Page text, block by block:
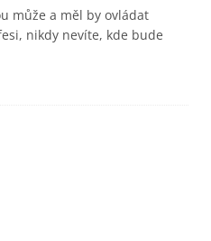
může a měl by ovládat
nikdy nevíte, kde bude